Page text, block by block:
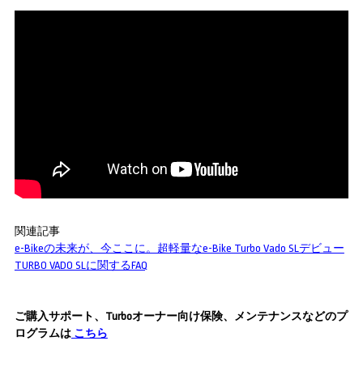
関連記事
e-Bikeの未来が、今ここに。超軽量なe-Bike Turbo Vado SLデビュー
TURBO VADO SLに関するFAQ
ご購入サポート、Turboオーナー向け保険、メンテナンスなどのプ
ログラムはこちら